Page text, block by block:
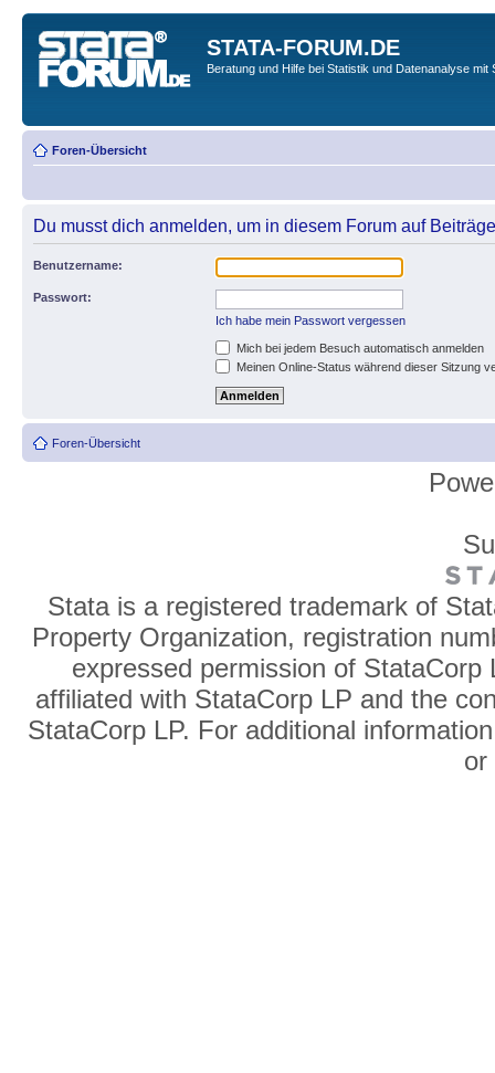
STATA-FORUM.DE
Beratung und Hilfe bei Statistik und Datenanalyse mit
Foren-Übersicht
Du musst dich anmelden, um in diesem Forum auf
Benutzername:
Passwort:
Ich habe mein Passwort vergessen
Mich bei jedem Besuch automatisch anmelden
Meinen Online-Status während dieser Sitzung
Foren-Übersicht
Stata is a registered trademark of
Property Organization, registration
expressed permission of
affiliated with StataCorp LP and the
StataCorp LP. For additional
or